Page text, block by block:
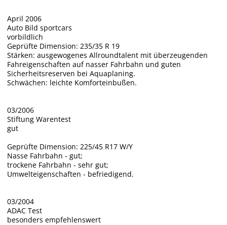
April 2006
Auto Bild sportcars
vorbildlich
Geprüfte Dimension: 235/35 R 19
Stärken: ausgewogenes Allroundtalent mit überzeugenden
Fahreigenschaften auf nasser Fahrbahn und guten
Sicherheitsreserven bei Aquaplaning.
Schwächen: leichte Komforteinbußen.
03/2006
Stiftung Warentest
gut
Geprüfte Dimension: 225/45 R17 W/Y
Nasse Fahrbahn - gut;
trockene Fahrbahn - sehr gut;
Umwelteigenschaften - befriedigend.
03/2004
ADAC Test
besonders empfehlenswert